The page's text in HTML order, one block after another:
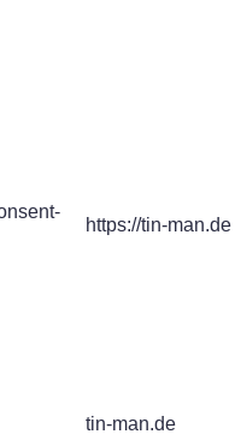
https://tin-man.de
tin-man.de